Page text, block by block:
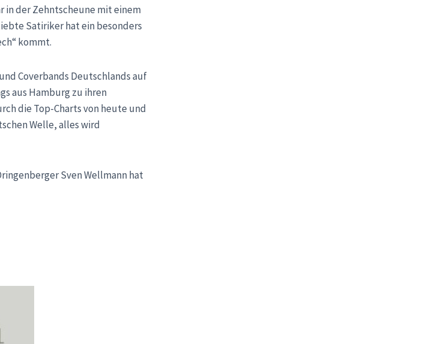
in der Zehntscheune mit einem
Satiriker hat ein besonders
kommt.
Coverbands Deutschlands auf
aus Hamburg zu ihren
die Top-Charts von heute und
Welle, alles wird
Sven Wellmann hat